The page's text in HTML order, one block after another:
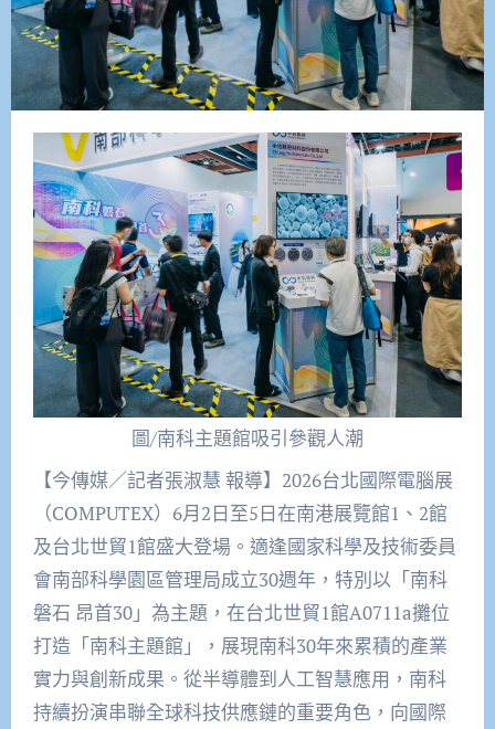
圖/南科主題館吸引參觀人潮
【今傳媒／記者張淑慧 報導】2026台北國際電腦展
（COMPUTEX）6月2日至5日在南港展覽館1、2館
及台北世貿1館盛大登場。適逢國家科學及技術委員
會南部科學園區管理局成立30週年，特別以「南科
磐石 昂首30」為主題，在台北世貿1館A0711a攤位
打造「南科主題館」，展現南科30年來累積的產業
實力與創新成果。從半導體到人工智慧應用，南科
持續扮演串聯全球科技供應鏈的重要角色，向國際